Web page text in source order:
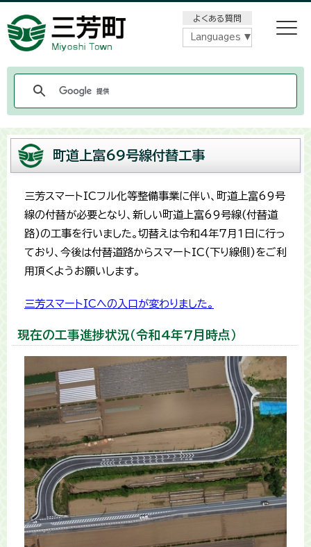
よくある質問
Languages
町道上富69号線付替工事
三芳スマートICフル化等整備事業に伴い、町道上富69号
線の付替が必要となり、新しい町道上富69号線(付替道
路)の工事を行いました。切替えは令和4年7月1日に行っ
ており、今後は付替道路からスマートIC(下り線側)をご利
用頂くようお願いします。
三芳スマートICへの入口が変わりました。
現在の工事進捗状況（令和4年7月時点）